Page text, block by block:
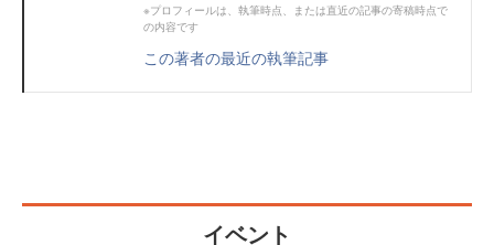
※プロフィールは、執筆時点、または直近の記事の寄稿時点で
の内容です
この著者の最近の執筆記事
イベント